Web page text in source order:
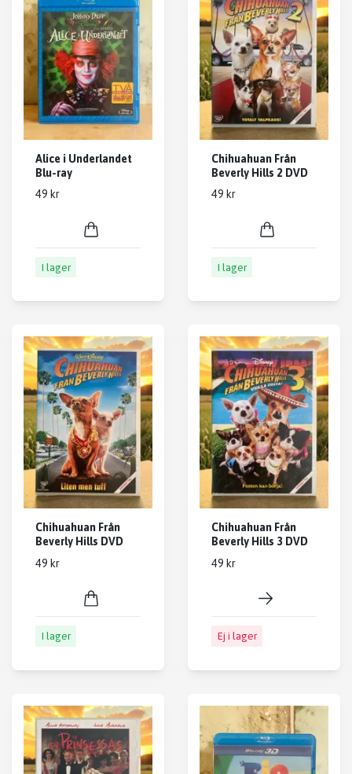
Alice i Underlandet
Blu-ray
49 kr
I lager
Chihuahuan Från
Beverly Hills 2 DVD
49 kr
I lager
Chihuahuan Från
Beverly Hills DVD
49 kr
I lager
Chihuahuan Från
Beverly Hills 3 DVD
49 kr
Ej i lager